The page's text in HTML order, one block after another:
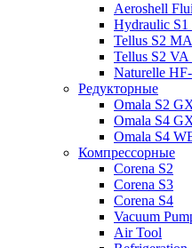
Aeroshell
Hydraulic
Tellus S2
Tellus S2
Naturelle
Редукторные
Omala S2
Omala S4
Omala S4
Компрессорные
Corena S2
Corena S3
Corena S4
Vacuum
Air Tool